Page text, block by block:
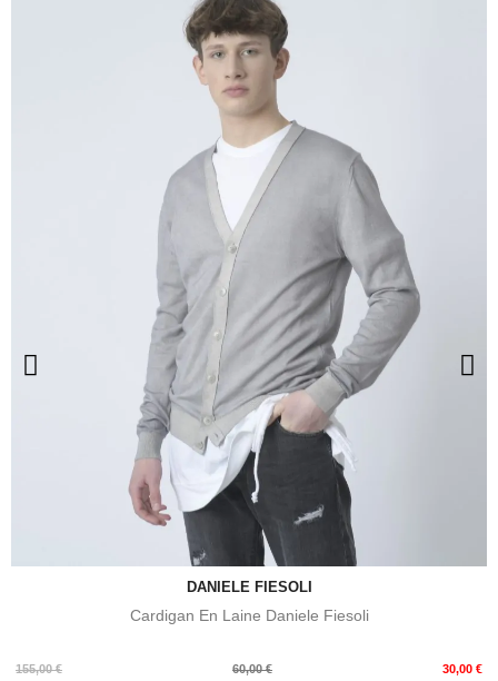
DANIELE FIESOLI
Cardigan En Laine Daniele Fiesoli
155,00 €
Prix
60,00 € 30,00 €
Prix